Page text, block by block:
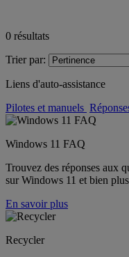
0 résultats
Trier par:
Liens d'auto-assistance
Pilotes et manuels
Windows 11 FAQ
Trouvez des réponses aux
sur Windows 11 et bien
En savoir plus
Recycler